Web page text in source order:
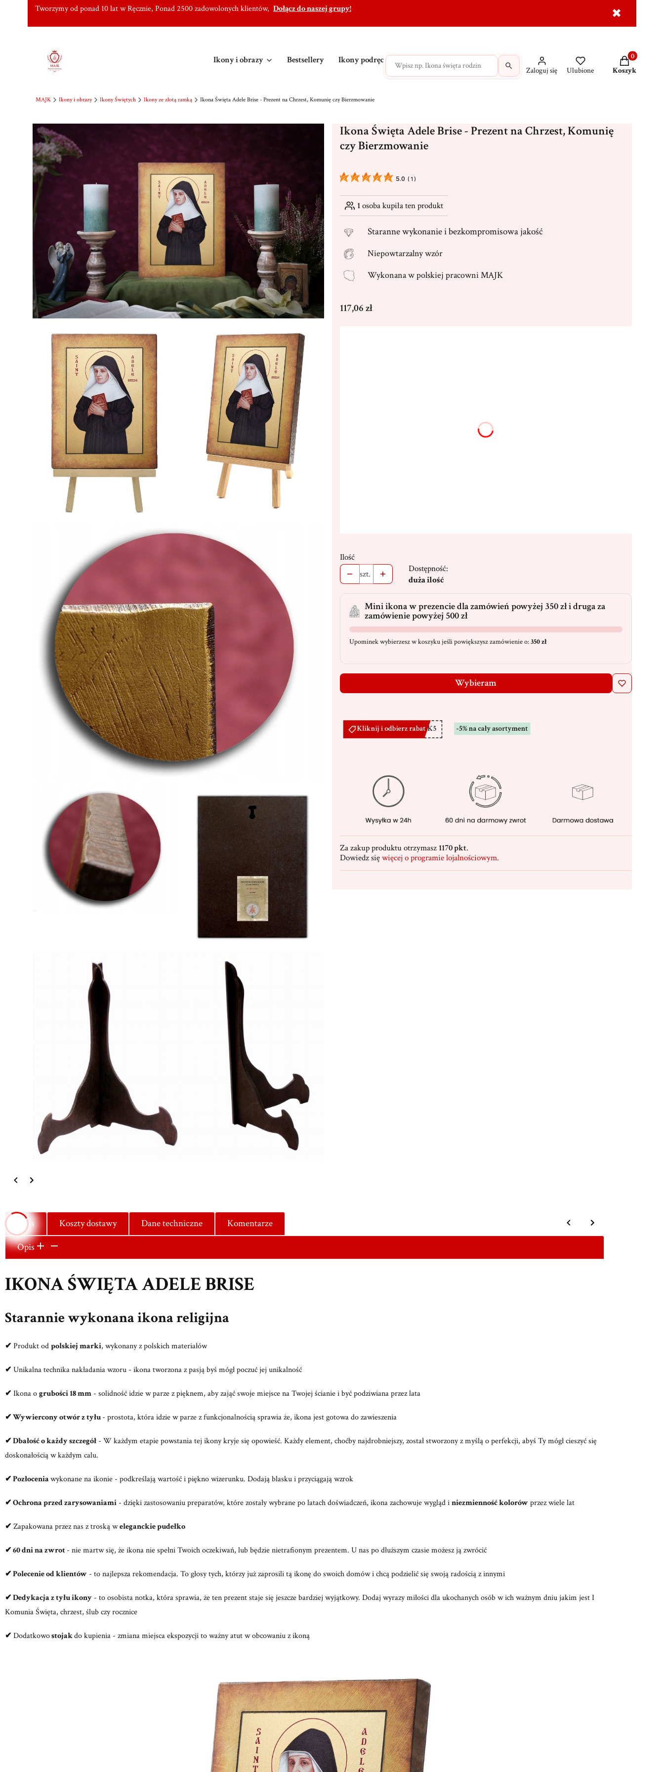
Tworzymy od ponad 10 lat w Ręcznie, Ponad 2500 zadowolonych klientów, Dołącz do naszej grupy! ✖
Ikony i obrazy Bestsellery Ikony podręczne Krzyże MAJK na prezent Wasze
Zaloguj się Ulubione
Produkty w
Koszyk
MAJK Ikony i obrazy Ikony Świętych Ikony ze złotą ramką Ikona Święta Adele Brise - Prezent na Chrzest, Komunię czy Bierzmowanie
Ikona Święta Adele Brise - Prezent na Chrzest, Komunię
czy Bierzmowanie
5.0 ( 1 )
1osoba kupiła ten produkt
Starannewykonanie i bezkompromisowa jakość
Niepowtarzalny wzór
Wykonana wpolskiej pracowni MAJK
Cena
117,06 zł
Ilość
szt.
Dostępność:
duża ilość
Mini ikona w prezencie dla zamówień powyżej 350 zł i druga za
zamówienie powyżej 500 zł
Upominek wybierzesz w koszyku jeśli powiększysz zamówienie o:350 zł
Wybieram
Za zakup produktu otrzymasz 1170 pkt.
Dowiedz sięwięcej o programie lojalnościowym.
Opis Koszty dostawy Dane techniczne
Komentarze
Opis
IKONA ŚWIĘTA ADELE BRISE
Starannie wykonana ikona religijna
✔ Produkt odpolskiej marki, wykonany z polskich materiałów
✔ Unikalna technika nakładania wzoru - ikona tworzona z pasją byś mógł poczuć jej unikalność
✔ Ikona ogrubości 18 mm- solidność idzie w parze z pięknem, aby zająć swoje miejsce na Twojej ścianie i być podziwiana przez lata
✔Wywiercony otwór z tyłu- prostota, która idzie w parze z funkcjonalnością sprawia że, ikona jest gotowa do zawieszenia
✔Dbałość o każdy szczegół- W każdym etapie powstania tej ikony kryje się opowieść. Każdy element, choćby najdrobniejszy, został stworzony z myślą o perfekcji, abyś Ty mógł cieszyć się
doskonałością w każdym calu.
✔Pozłoceniawykonane na ikonie - podkreślają wartość i piękno wizerunku. Dodają blasku i przyciągają wzrok
✔Ochrona przed zarysowaniami- dzięki zastosowaniu preparatów, które zostały wybrane po latach doświadczeń, ikona zachowuje wygląd iniezmienność kolorówprzez wiele lat
✔ Zapakowana przez nas z troską weleganckie pudełko
✔ 60 dni na zwrot- nie martw się, że ikona nie spełni Twoich oczekiwań, lub będzie nietrafionym prezentem. U nas po dłuższym czasie możesz ją zwrócić
✔ Polecenie od klientów- to najlepsza rekomendacja. To głosy tych, którzy już zaprosili tą ikonę do swoich domów i chcą podzielić się swoją radością z innymi
✔ Dedykacja z tyłu ikony- to osobista notka, która sprawia, że ten prezent staje się jeszcze bardziej wyjątkowy. Dodaj wyrazy miłości dla ukochanych osób w ich ważnym dniu jakim jest I
Komunia Święta, chrzest, ślub czy rocznice
✔ Dodatkowostojakdo kupienia - zmiana miejsca ekspozycji to ważny atut w obcowaniu z ikoną